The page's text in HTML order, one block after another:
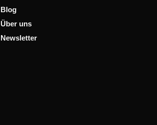
Blog
Über uns
Newsletter